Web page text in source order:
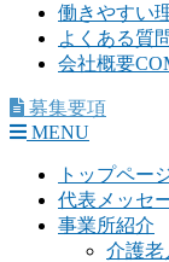
働きやすい
よくある質
会社概要
募集要項
MENU
トップペー
代表メッセ
事業所紹介
介護老